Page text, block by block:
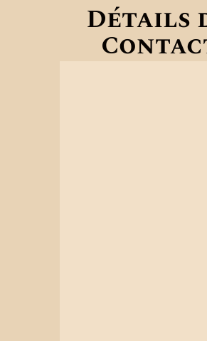
Détails